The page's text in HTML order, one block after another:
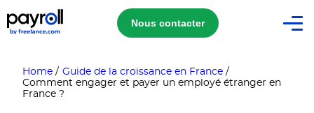
Nous contacter
Home / Guide de la croissance en France /
Comment engager et payer un employé étranger en
France ?